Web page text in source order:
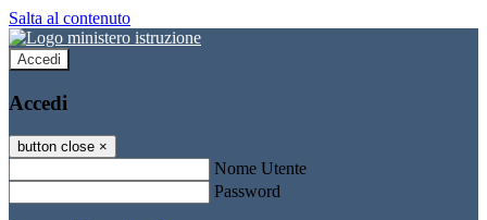
Salta al contenuto
Accedi
Accedi
button close ×
Nome Utente
Password